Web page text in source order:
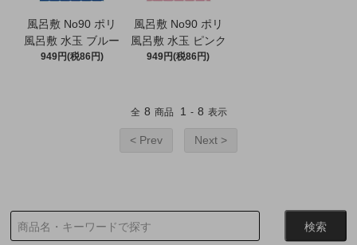
風呂敷 No90 ポリ
風呂敷 水玉 ブルー
949円(税86円)
風呂敷 No90 ポリ
風呂敷 水玉 ピンク
949円(税86円)
全 8 商品 1 - 8 表示
< Prev Next >